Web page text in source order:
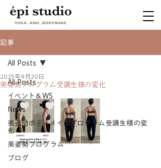
記事
All Posts
イベント＆WS
News
美姿勢ボディメイクプログラム受講生様の変
化
美姿勢プログラム
ブログ
All Posts
美姿勢プログラム受講生様の変化
2025年9月20日